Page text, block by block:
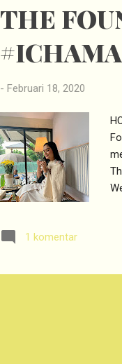
THE
- Februari 18, 2020
1 komentar